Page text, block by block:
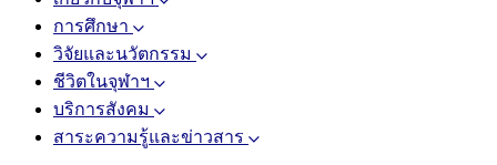
การศึกษา
วิจัยและนวัตกรรม
ชีวิตในจุฬาฯ
บริการสังคม
สาระความรู้และข่าวสาร